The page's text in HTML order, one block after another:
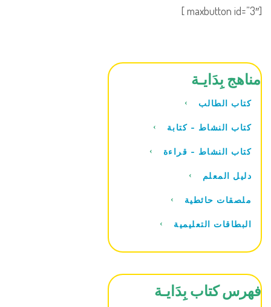
[maxbutton id=”3″ ]
مناهج بِدَايـة
كتاب الطالب
كتاب النشاط - كتابة
كتاب النشاط - قراءة
دليل المعلم
ملصقات حائطية
البطاقات التعليمية
فهرس كتاب بِدَايـة